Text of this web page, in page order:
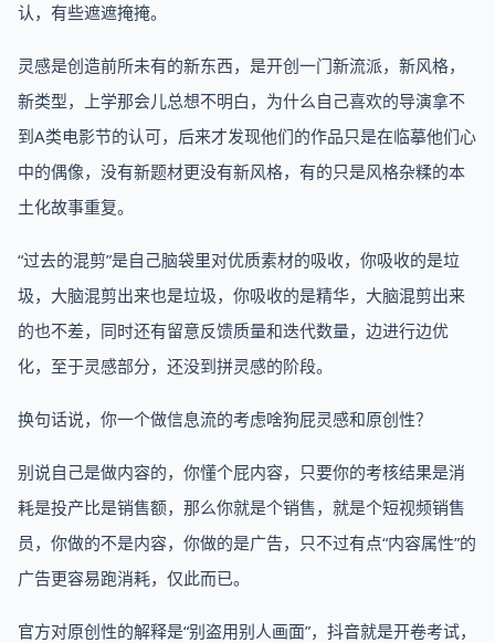
认，有些遮遮掩掩。
灵感是创造前所未有的新东西，是开创一门新流派，新风格，
新类型，上学那会儿总想不明白，为什么自己喜欢的导演拿不
到A类电影节的认可，后来才发现他们的作品只是在临摹他们心
中的偶像，没有新题材更没有新风格，有的只是风格杂糅的本
土化故事重复。
“过去的混剪”是自己脑袋里对优质素材的吸收，你吸收的是垃
圾，大脑混剪出来也是垃圾，你吸收的是精华，大脑混剪出来
的也不差，同时还有留意反馈质量和迭代数量，边进行边优
化，至于灵感部分，还没到拼灵感的阶段。
换句话说，你一个做信息流的考虑啥狗屁灵感和原创性？
别说自己是做内容的，你懂个屁内容，只要你的考核结果是消
耗是投产比是销售额，那么你就是个销售，就是个短视频销售
员，你做的不是内容，你做的是广告，只不过有点“内容属性”的
广告更容易跑消耗，仅此而已。
官方对原创性的解释是“别盗用别人画面”，抖音就是开卷考试，